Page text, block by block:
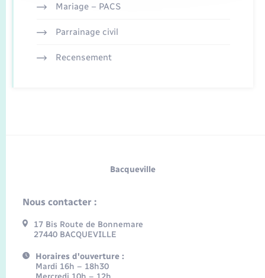
Mariage – PACS
Parrainage civil
Recensement
Bacqueville
Nous contacter :
17 Bis Route de Bonnemare
27440 BACQUEVILLE
Horaires d'ouverture :
Mardi 16h – 18h30